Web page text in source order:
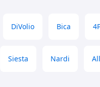
DiVolio Bica
Siesta Nardi